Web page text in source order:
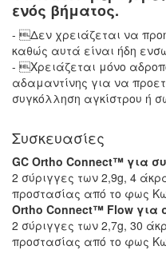
ενός βήματος.
- Δεν χρειάζεται να
καθώς αυτά είναι ήδη
- Χρειάζεται μόνο
αδαμαντίνης για να
συγκόλληση αγκίστρου ή
Συσκευασίες
GC Ortho Connect™ για
2 σύριγγες των 2,9g, 4
προστασίας από το φως
Ortho Connect™ Flow για
2 σύριγγες των 2,7g, 30
προστασίας από το φως